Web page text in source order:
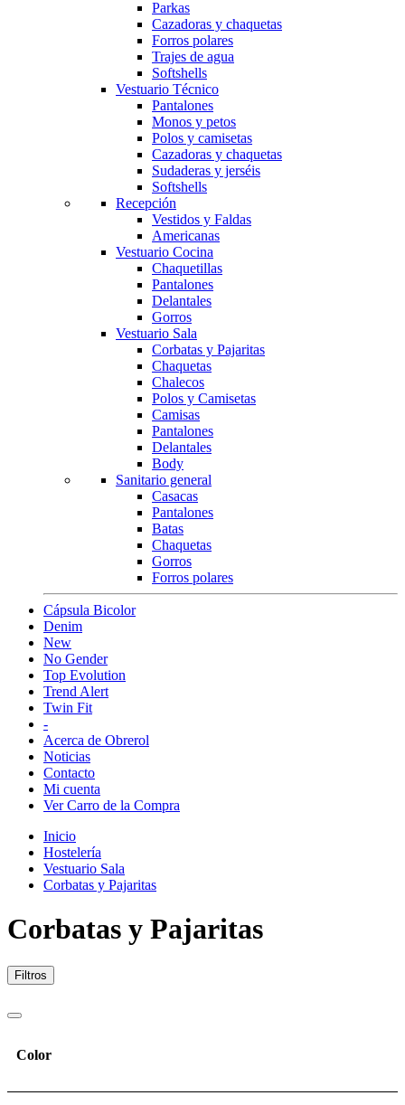
Parkas
Cazadoras y chaquetas
Forros polares
Trajes de agua
Softshells
Vestuario Técnico
Pantalones
Monos y petos
Polos y camisetas
Cazadoras y chaquetas
Sudaderas y jerséis
Softshells
Recepción
Vestidos y Faldas
Americanas
Vestuario Cocina
Chaquetillas
Pantalones
Delantales
Gorros
Vestuario Sala
Corbatas y Pajaritas
Chaquetas
Chalecos
Polos y Camisetas
Camisas
Pantalones
Delantales
Body
Sanitario general
Casacas
Pantalones
Batas
Chaquetas
Gorros
Forros polares
Cápsula Bicolor
Denim
New
No Gender
Top Evolution
Trend Alert
Twin Fit
-
Acerca de Obrerol
Noticias
Contacto
Mi cuenta
Ver Carro de la Compra
Inicio
Hostelería
Vestuario Sala
Corbatas y Pajaritas
Corbatas y Pajaritas
Filtros
Color